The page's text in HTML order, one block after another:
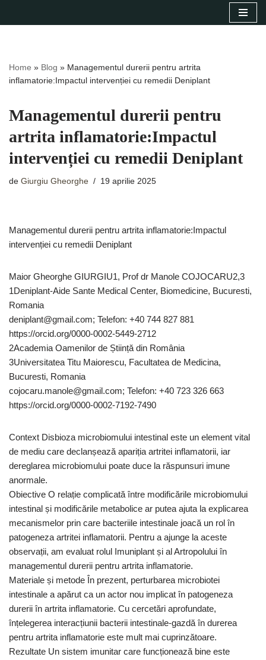
Home » Blog » Managementul durerii pentru artrita
inflamatorie:Impactul intervenției cu remedii Deniplant
Managementul durerii pentru
artrita inflamatorie:Impactul
intervenției cu remedii Deniplant
de Giurgiu Gheorghe 19 aprilie 2025
Managementul durerii pentru artrita inflamatorie:Impactul
intervenției cu remedii Deniplant
Maior Gheorghe GIURGIU1, Prof dr Manole COJOCARU2,3
1Deniplant-Aide Sante Medical Center, Biomedicine, Bucuresti,
Romania
deniplant@gmail.com; Telefon: +40 744 827 881
https://orcid.org/0000-0002-5449-2712
2Academia Oamenilor de Știință din România
3Universitatea Titu Maiorescu, Facultatea de Medicina,
Bucuresti, Romania
cojocaru.manole@gmail.com; Telefon: +40 723 326 663
https://orcid.org/0000-0002-7192-7490
Context Disbioza microbiomului intestinal este un element vital
de mediu care declanșează apariția artritei inflamatorii, iar
dereglarea microbiomului poate duce la răspunsuri imune
anormale.
Obiective O relație complicată între modificările microbiomului
intestinal și modificările metabolice ar putea ajuta la explicarea
mecanismelor prin care bacteriile intestinale joacă un rol în
patogeneza artritei inflamatorii. Pentru a ajunge la aceste
observații, am evaluat rolul Imuniplant și al Artropolului în
managementul durerii pentru artrita inflamatorie.
Materiale și metode În prezent, perturbarea microbiotei
intestinale a apărut ca un actor nou implicat în patogeneza
durerii în artrita inflamatorie. Cu cercetări aprofundate,
înțelegerea interacțiunii bacterii intestinale-gazdă în durerea
pentru artrita inflamatorie este mult mai cuprinzătoare.
Rezultate Un sistem imunitar care funcționează bine este